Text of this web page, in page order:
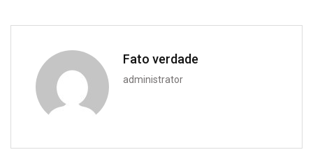
Fato verdade
administrator